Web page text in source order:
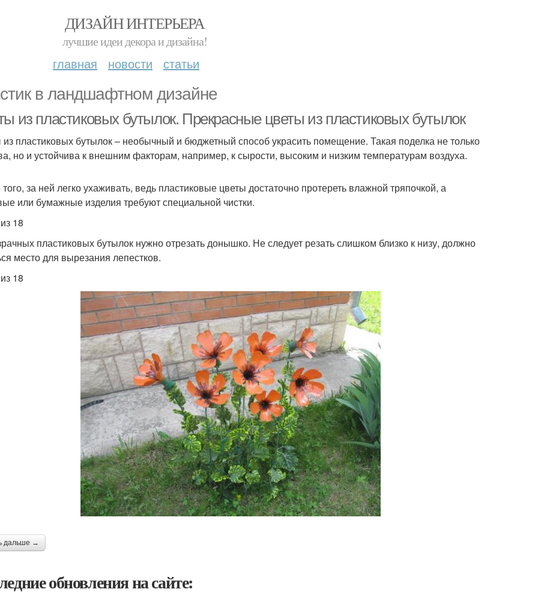
ДИЗАЙН ИНТЕРЬЕРА
лучшие идеи декора и дизайна!
главная новости статьи
в ландшафтном дизайне
из пластиковых бутылок. Прекрасные цветы из пластиковых бутылок
пластиковых бутылок – необычный и бюджетный способ украсить помещение. Такая поделка не только
но и устойчива к внешним факторам, например, к сырости, высоким и низким температурам воздуха.
за ней легко ухаживать, ведь пластиковые цветы достаточно протереть влажной тряпочкой, а
или бумажные изделия требуют специальной чистки.
18
пластиковых бутылок нужно отрезать донышко. Не следует резать слишком близко к низу, должно
место для вырезания лепестков.
18
дальше →
обновления на сайте: